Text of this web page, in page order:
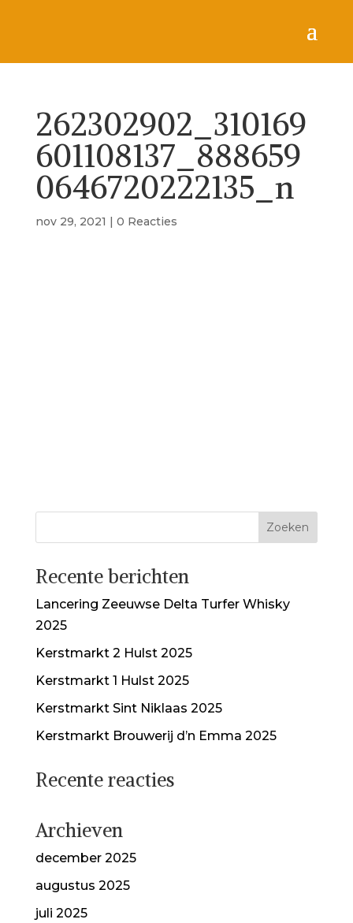
262302902_310169
601108137_888659
0646720222135_n
nov 29, 2021 | 0 Reacties
Recente berichten
Lancering Zeeuwse Delta Turfer Whisky
2025
Kerstmarkt 2 Hulst 2025
Kerstmarkt 1 Hulst 2025
Kerstmarkt Sint Niklaas 2025
Kerstmarkt Brouwerij d’n Emma 2025
Recente reacties
Archieven
december 2025
augustus 2025
juli 2025